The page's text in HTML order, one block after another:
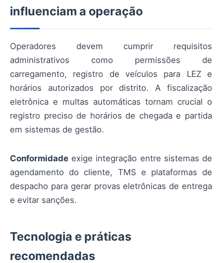
influenciam a operação
Operadores devem cumprir requisitos
administrativos como permissões de
carregamento, registro de veículos para LEZ e
horários autorizados por distrito. A fiscalização
eletrônica e multas automáticas tornam crucial o
registro preciso de horários de chegada e partida
em sistemas de gestão.
Conformidade exige integração entre sistemas de
agendamento do cliente, TMS e plataformas de
despacho para gerar provas eletrônicas de entrega
e evitar sanções.
Tecnologia e práticas
recomendadas